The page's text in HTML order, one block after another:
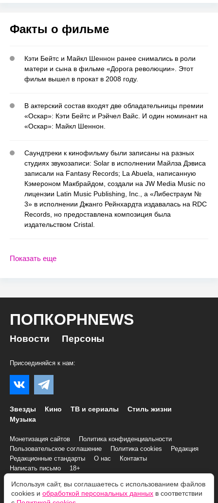
Факты о фильме
Кэти Бейтс и Майкл Шеннон ранее снимались в роли
матери и сына в фильме «Дорога революции». Этот
фильм вышел в прокат в 2008 году.
В актерский состав входят две обладательницы премии
«Оскар»: Кэти Бейтс и Рэйчел Вайс. И один номинант на
«Оскар»: Майкл Шеннон.
Саундтреки к кинофильму были записаны на разных
студиях звукозаписи: Solar в исполнении Майлза Дэвиса
записали на Fantasy Records; La Abuela, написанную
Кэмероном Макбрайдом, создали на JW Media Music по
лицензии Latin Music Publishing, Inc., а «Либестраум №
3» в исполнении Джанго Рейнхардта издавалась на RDC
Records, но предоставлена композиция была
издательством Cristal.
Показать еще
ПОПКОРНNEWS
Новости Персоны
Присоединяйся к нам:
Звезды Кино ТВ и сериалы
Стиль жизни
Музыка
Монетизация сайтов
Политика конфиденциальности
Пользовательское соглашение
Политика cookies
Редакция
Редакционные стандарты
О нас
Контакты
Написать письмо
18+
© 2007–2026 Все права и материалы принадлежат
Используя сайт, вы соглашаетесь с использованием файлов
cookies и обработкой персональных данных в соответствии